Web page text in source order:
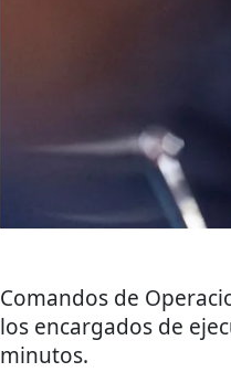
Comandos de
los encargados de
minutos.